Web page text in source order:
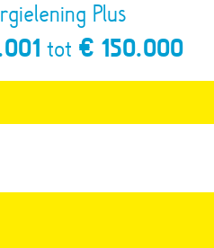
Plus
tot € 150.000